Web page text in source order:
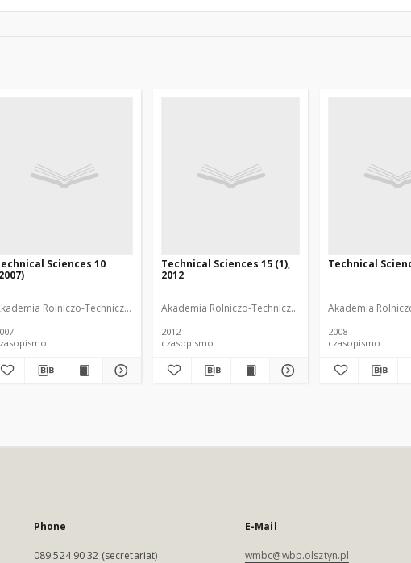
Oczapowskiego (Olsztyn) Uniwersytet Warmińsko-Mazurski (Olsztyn)
Sciences 10
Rolniczo-Techniczna im. Michała Oczapowskiego (Olsztyn) Uniwersytet
Technical Sciences 15 (1),
2012
Akademia Rolniczo-Techniczna im. Michała
2012
czasopismo
Technical
Akademia
2008
czasopismo
Phone
089 524 90 32 (secretariat)
E-Mail
wmbc@wbp.olsztyn.pl